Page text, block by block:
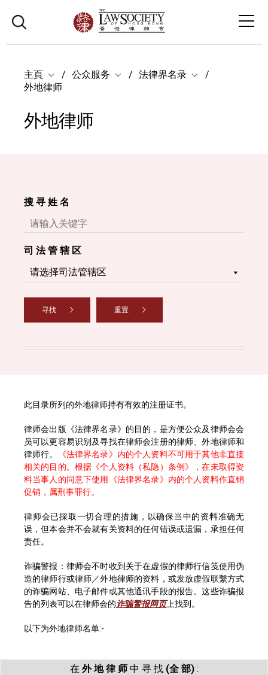
主頁 公众服务
法律界名录
外地律师
外地律师
搜 寻 姓 名
司 法 管 辖 区
寻找 重置
此目录所列的外地律师持有有效的注册证书。
律师会出版《法律界名录》的目的，是方便公众及律师会会
员可以更容易识别及寻找在律师会注册的律师、外地律师和
律师行。
《法律界名录》内的个人资料不可用于其他非直接
相关的目的。根据《个人资料（私隐）条例》，在未取得资
料当事人的同意下使用《法律界名录》内的个人资料作直销
促销，属刑事罪行。
律师会已採取一切合理的措施，以确保当中的资料准确无
误，但本会并不会就有关资料的任何错误或遗漏，承担任何
责任。
诈骗警报：律师会不时收到关于在虚假的律师行信笺使用伪
造的律师行或律师／外地律师的资料，或发放虚假联繫方式
的诈骗网站、电子邮件或其他通讯手段的报告。这些诈骗报
告的列表可以在律师会的诈骗警报网页上找到。
以下为外地律师名单:-
在 外 地 律 师中 寻 找 (全 部):